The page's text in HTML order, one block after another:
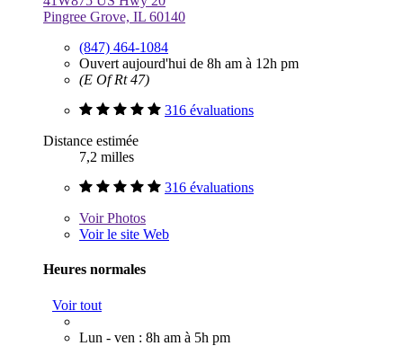
Pingree Grove, IL 60140
(847) 464-1084
Ouvert aujourd'hui de 8h am à 12h pm
(E Of Rt 47)
316 évaluations
Distance estimée
7,2 milles
316 évaluations
VoirPhotos
Voir le site Web
Heures normales
Voir tout
Lun - ven : 8h am à 5h pm